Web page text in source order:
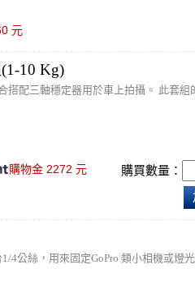
元
10 Kg)
配三軸穩定器用於車上拍攝。 此套組
購物金 2272 元 購買數量：
4公絲，用來固定GoPro 類小相機或燈光